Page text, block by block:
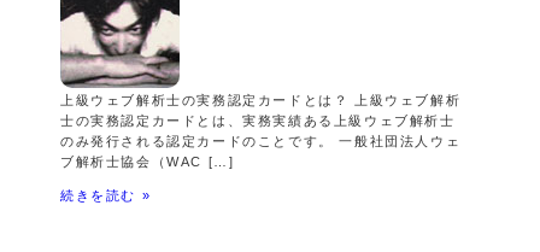
上級ウェブ解析士の実務認定カードとは？ 上級ウェブ解析
士の実務認定カードとは、実務実績ある上級ウェブ解析士
のみ発行される認定カードのことです。 一般社団法人ウェ
ブ解析士協会（WAC […]
続きを読む »